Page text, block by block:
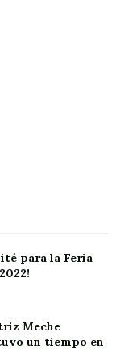
poco a
sede en el
la
estado
para la Feria
Meche
un tiempo en